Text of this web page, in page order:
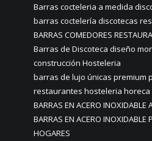
Barras cocteleria a medida
barras coctelería discotecas
BARRAS COMEDORES
Barras de Discoteca diseño
construcción Hosteleria
barras de lujo únicas premium
restaurantes hosteleria horeca
BARRAS EN ACERO INOXIDABLE
BARRAS EN ACERO INOXIDABLE
HOGARES